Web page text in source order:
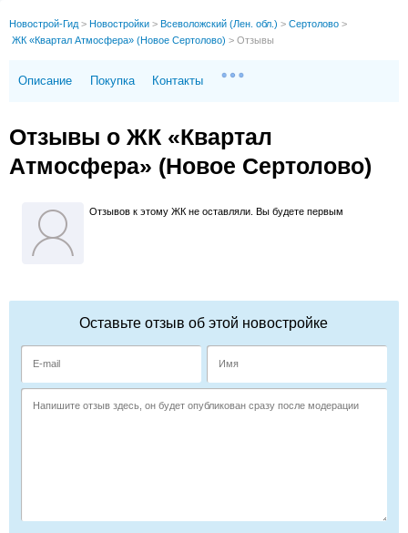
Новострой-Гид > Новостройки > Всеволожский (Лен. обл.) > Сертолово >
ЖК «Квартал Атмосфера» (Новое Сертолово) > Отзывы
Описание Покупка Контакты
Отзывы о ЖК «Квартал
Атмосфера» (Новое Сертолово)
Отзывов к этому ЖК не оставляли. Вы будете первым
Оставьте отзыв об этой новостройке